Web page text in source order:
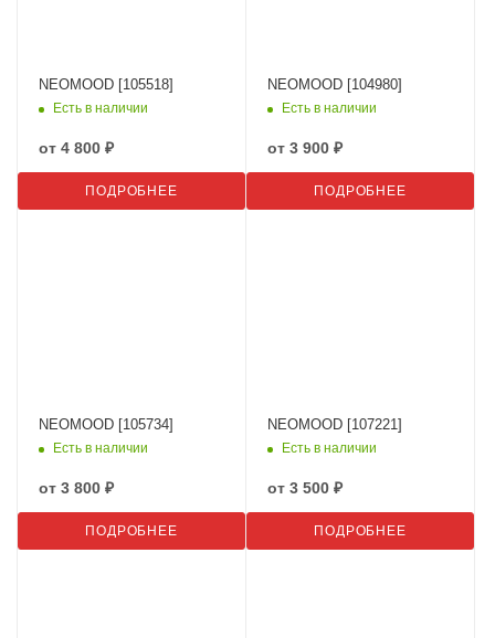
NEOMOOD [105518]
Есть в наличии
от 4 800 ₽
ПОДРОБНЕЕ
NEOMOOD [104980]
Есть в наличии
от 3 900 ₽
ПОДРОБНЕЕ
NEOMOOD [105734]
Есть в наличии
от 3 800 ₽
ПОДРОБНЕЕ
NEOMOOD [107221]
Есть в наличии
от 3 500 ₽
ПОДРОБНЕЕ